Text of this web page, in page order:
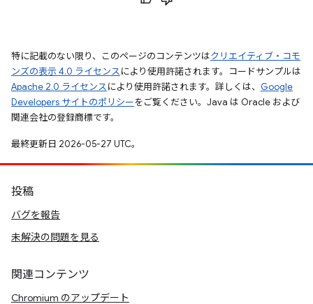
特に記載のない限り、このページのコンテンツはクリエイティブ・コモ
ンズの表示 4.0 ライセンスにより使用許諾されます。コードサンプルは
Apache 2.0 ライセンスにより使用許諾されます。詳しくは、 Google
Developers サイトのポリシーをご覧ください。Java は Oracle および
関連会社の登録商標です。
最終更新日 2026-05-27 UTC。
投稿
バグを報告
未解決の問題を見る
関連コンテンツ
Chromium のアップデート